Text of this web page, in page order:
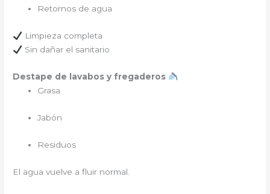
Retornos de agua
Limpieza completa
Sin dañar el sanitario
Destape de lavabos y fregaderos
Grasa
Jabón
Residuos
El agua vuelve a fluir normal.